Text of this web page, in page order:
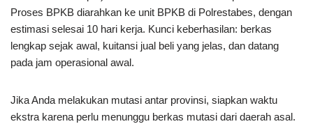
Proses BPKB diarahkan ke unit BPKB di Polrestabes, dengan
estimasi selesai 10 hari kerja. Kunci keberhasilan: berkas
lengkap sejak awal, kuitansi jual beli yang jelas, dan datang
pada jam operasional awal.
Jika Anda melakukan mutasi antar provinsi, siapkan waktu
ekstra karena perlu menunggu berkas mutasi dari daerah asal.